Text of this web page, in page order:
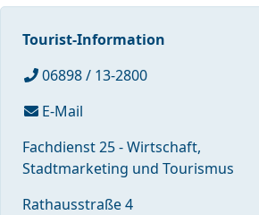
Tourist-Information
06898 / 13-2800
E-Mail
Fachdienst 25 - Wirtschaft,
Stadtmarketing und Tourismus
Rathausstraße 4